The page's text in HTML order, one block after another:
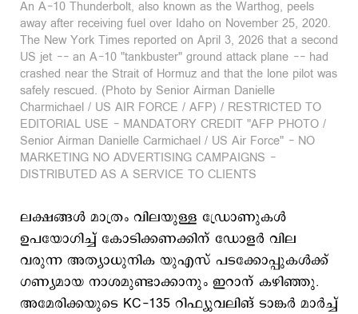
An A-10 Thunderbolt, also known as the Warthog, peels
away after receiving fuel over Idaho on November 25, 2020.
The New York Times reported on April 3, 2026 that a second
US jet -- an A-10 "tankbuster" ground attack plane -- had
crashed near the Strait of Hormuz and that the lone pilot was
safely rescued. (Photo by Senior Airman Danielle
Charmichael / US AIR FORCE / AFP) / RESTRICTED TO
EDITORIAL USE - MANDATORY CREDIT "AFP PHOTO /
Senior Airman Danielle Carmichael / US Air Force" - NO
MARKETING NO ADVERTISING CAMPAIGNS -
DISTRIBUTED AS A SERVICE TO CLIENTS
ലക്ഷങ്ങള്‍ മാത്രം വിലയുള്ള ഡ്രോണുകള്‍
ഉപയോഗിച്ച് കോടിക്കണക്കിന് ഡോളര്‍ വില
വരുന്ന അത്യാധുനിക യുഎസ് പടക്കോപ്പുകള്‍ക്ക്
ഗണ്യമായ നാശമുണ്ടാക്കാനും ഇറാന് കഴിഞ്ഞു.
അമേരിക്കയുടെ KC-135 റിഫ്യുവലിങ് ടാങ്കര്‍ മാര്‍ച്ച്